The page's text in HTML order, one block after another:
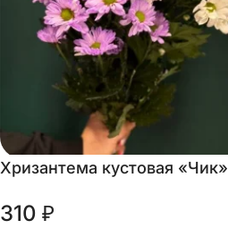
Хризантема кустовая «Чик»
310 ₽